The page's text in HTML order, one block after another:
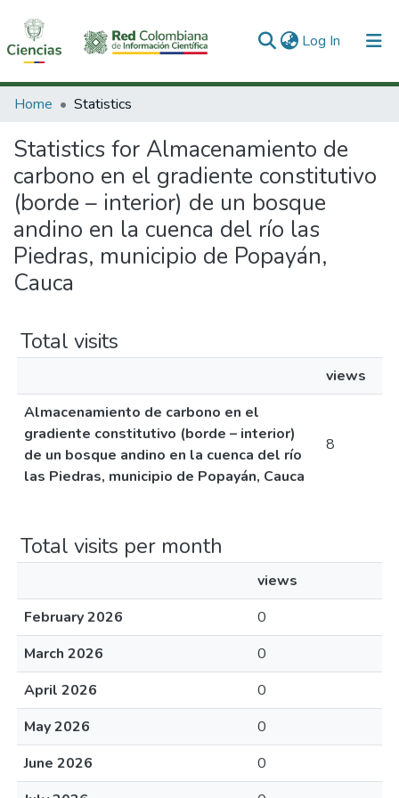
Log In (current)
Communities & Collections
All of DSpace
Home Statistics
Statistics for Almacenamiento de
carbono en el gradiente constitutivo
(borde – interior) de un bosque
andino en la cuenca del río las
Piedras, municipio de Popayán,
Cauca
Total visits
views
Almacenamiento de carbono en el
gradiente constitutivo (borde – interior)
de un bosque andino en la cuenca del río
las Piedras, municipio de Popayán, Cauca
8
Total visits per month
views
February 2026
0
March 2026
0
April 2026
0
May 2026
0
June 2026
0